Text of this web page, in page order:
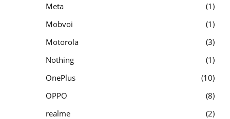
Meta
1
Mobvoi
1
Motorola
3
Nothing
1
OnePlus
10
OPPO
8
realme
2